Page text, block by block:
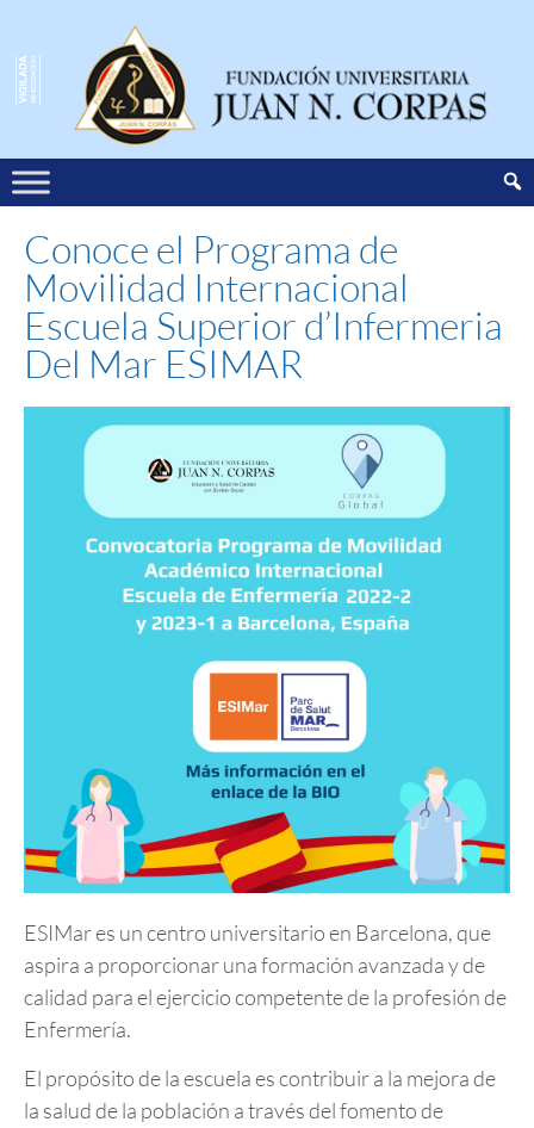
Conoce el Programa de
Movilidad Internacional
Escuela Superior d’Infermeria
Del Mar ESIMAR
ESIMar es un centro universitario en Barcelona, que
aspira a proporcionar una formación avanzada y de
calidad para el ejercicio competente de la profesión de
Enfermería.
El propósito de la escuela es contribuir a la mejora de
la salud de la población a través del fomento de